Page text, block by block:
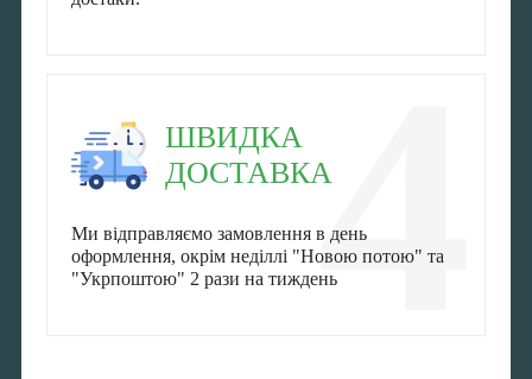
4
ШВИДКА
ДОСТАВКА
Ми відправляємо замовлення в день
оформлення, окрім неділлі "Новою потою" та
"Укрпоштою" 2 рази на тиждень